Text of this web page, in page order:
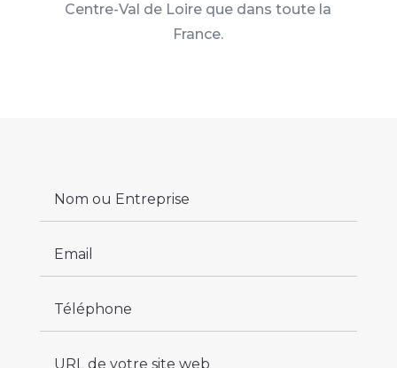
Centre-Val de Loire que dans toute la
France.